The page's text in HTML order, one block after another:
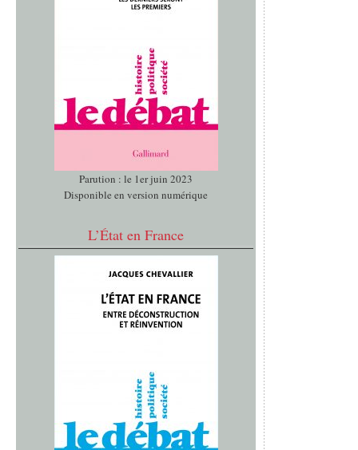
Parution : le 1er juin 2023
Disponible en version numérique
L’État en France